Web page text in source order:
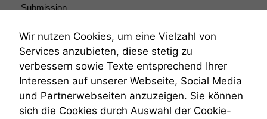
Submission
Teilungsklage
Venezuela
VRK
Wiederherstellungsanordnung
Zivilprozessordnung
ZPO
Zustellfiktion
Wir nutzen Cookies, um eine Vielzahl von
Services anzubieten, diese stetig zu
verbessern sowie Texte entsprechend Ihrer
Interessen auf unserer Webseite, Social Media
und Partnerwebseiten anzuzeigen. Sie können
sich die Cookies durch Auswahl der Cookie-